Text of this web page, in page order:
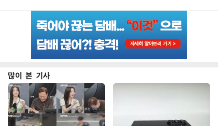
많이 본 기사